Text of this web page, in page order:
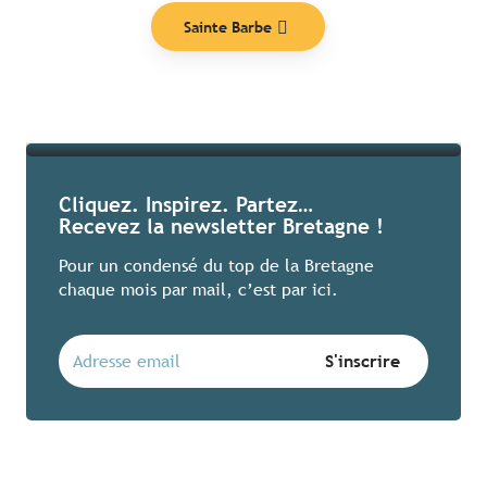
Sainte Barbe
Cliquez. Inspirez. Partez…
Recevez la newsletter Bretagne !
Pour un condensé du top de la Bretagne
chaque mois par mail, c’est par ici.